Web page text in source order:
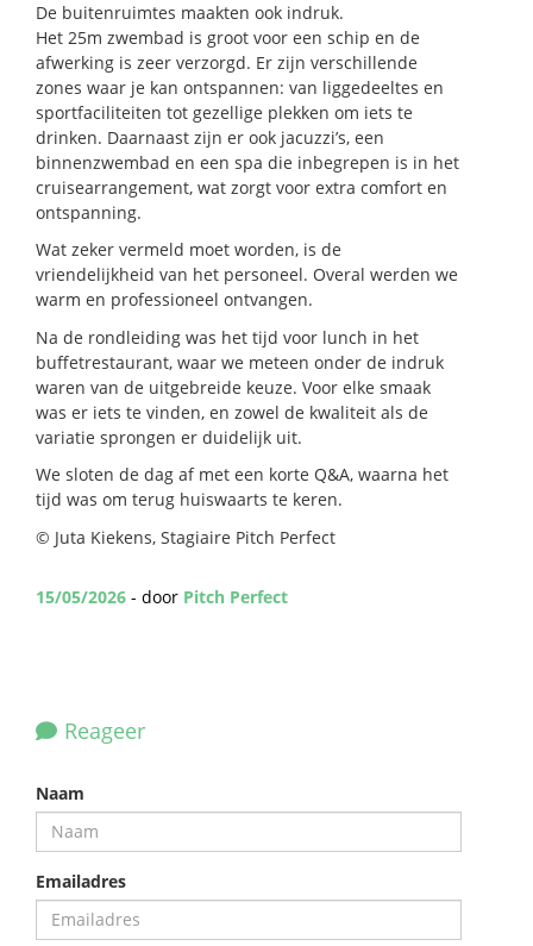
De buitenruimtes maakten ook indruk.
Het 25m zwembad is groot voor een schip en de
afwerking is zeer verzorgd. Er zijn verschillende
zones waar je kan ontspannen: van liggedeeltes en
sportfaciliteiten tot gezellige plekken om iets te
drinken. Daarnaast zijn er ook jacuzzi’s, een
binnenzwembad en een spa die inbegrepen is in het
cruisearrangement, wat zorgt voor extra comfort en
ontspanning.
Wat zeker vermeld moet worden, is de
vriendelijkheid van het personeel. Overal werden we
warm en professioneel ontvangen.
Na de rondleiding was het tijd voor lunch in het
buffetrestaurant, waar we meteen onder de indruk
waren van de uitgebreide keuze. Voor elke smaak
was er iets te vinden, en zowel de kwaliteit als de
variatie sprongen er duidelijk uit.
We sloten de dag af met een korte Q&A, waarna het
tijd was om terug huiswaarts te keren.
©️ Juta Kiekens, Stagiaire Pitch Perfect
15/05/2026 - door Pitch Perfect
Reageer
Naam
Emailadres